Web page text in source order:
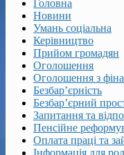
Головна
Новини
Умань соціальна
Керівництво
Прийом громадян
Оголошення
Оголошення з
Безбар’єрність
Безбар’єрний
Запитання та
Пенсійне
Оплата праці та
Інформація для